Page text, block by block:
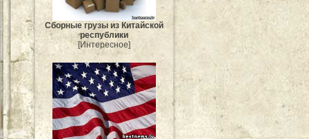
Сборные грузы из Китайской
республики
[Интересное]